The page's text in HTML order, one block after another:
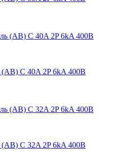
(АВ) C 40A 2P 6kA 400В
(АВ) C 32A 2P 6kA 400В